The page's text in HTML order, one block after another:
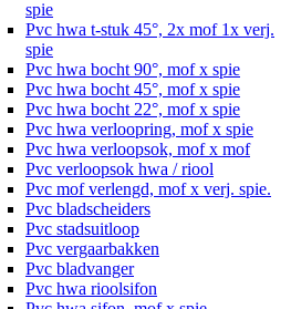
spie
Pvc hwa t-stuk 45°, 2x mof 1x verj.
spie
Pvc hwa bocht 90°, mof x spie
Pvc hwa bocht 45°, mof x spie
Pvc hwa bocht 22°, mof x spie
Pvc hwa verloopring, mof x spie
Pvc hwa verloopsok, mof x mof
Pvc verloopsok hwa / riool
Pvc mof verlengd, mof x verj. spie.
Pvc bladscheiders
Pvc stadsuitloop
Pvc vergaarbakken
Pvc bladvanger
Pvc hwa rioolsifon